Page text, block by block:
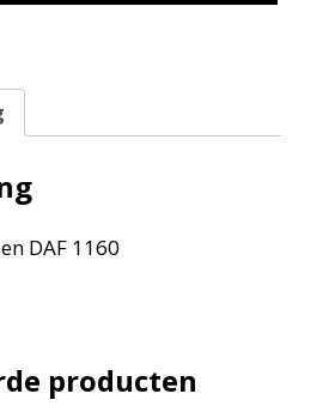
DAF 1160
producten